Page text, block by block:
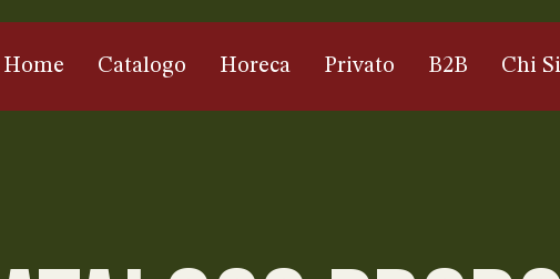
Home Catalogo Horeca Privato B2B Chi